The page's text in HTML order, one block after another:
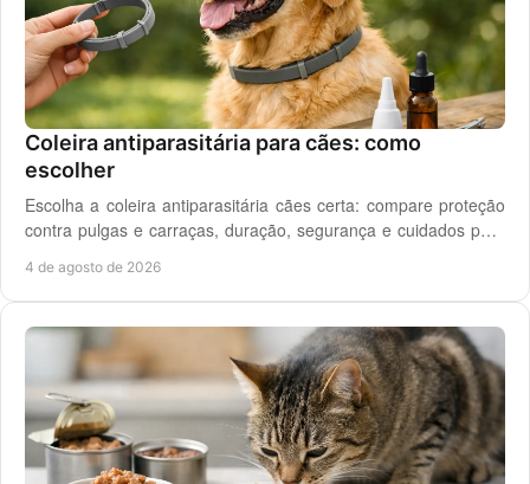
Coleira antiparasitária para cães: como
escolher
Escolha a coleira antiparasitária cães certa: compare proteção
contra pulgas e carraças, duração, segurança e cuidados para
4 de agosto de 2026